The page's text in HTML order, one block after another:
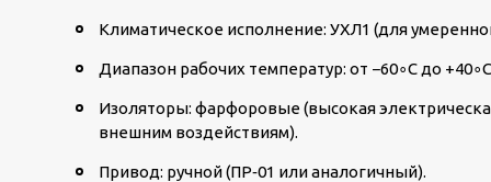
Климатическое исполнение: УХЛ1 (для
Диапазон рабочих температур: от −60∘C до +40∘
Изоляторы: фарфоровые (высокая
внешним воздействиям).
Привод: ручной (ПР‑01 или аналогичный).